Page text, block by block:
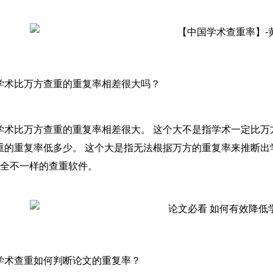
术比万方查重的重复率相差很大吗？
术比万方查重的重复率相差很大。 这个大不是指学术一定比
的重复率低多少。 这个大是指无法根据万方的重复率来推断
不一样的查重软件。
术查重如何判断论文的重复率？